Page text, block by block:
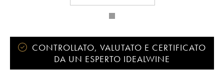
CONTROLLATO, VALUTATO E CERTIFICATO
DA UN ESPERTO IDEALWINE